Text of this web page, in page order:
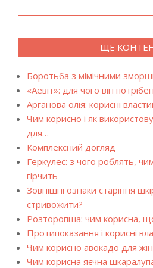
ЩЕ
Боротьба з мімічними
«Аевіт»: для чого він
Арганова олія: корисні
Чим корисно і як
для…
Комплексний догляд
Геркулес: з чого роблять,
гірчить
Зовнішні ознаки старіння
стривожити?
Розторопша: чим корисна, що
Протипоказання і корисні
Чим корисно авокадо для
Чим корисна яєчна